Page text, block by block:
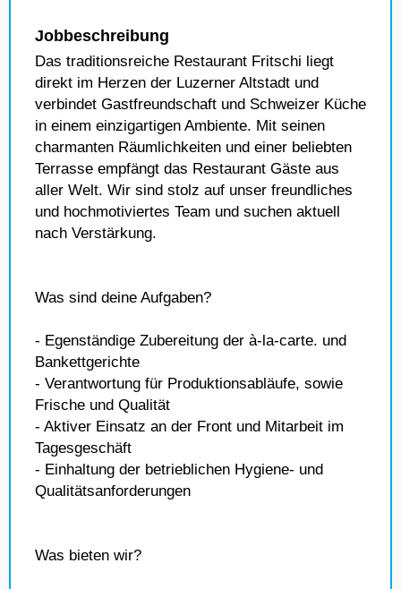
Jobbeschreibung
Das traditionsreiche Restaurant Fritschi liegt
direkt im Herzen der Luzerner Altstadt und
verbindet Gastfreundschaft und Schweizer Küche
in einem einzigartigen Ambiente. Mit seinen
charmanten Räumlichkeiten und einer beliebten
Terrasse empfängt das Restaurant Gäste aus
aller Welt. Wir sind stolz auf unser freundliches
und hochmotiviertes Team und suchen aktuell
nach Verstärkung.
Was sind deine Aufgaben?
- Egenständige Zubereitung der à-la-carte. und
Bankettgerichte
- Verantwortung für Produktionsabläufe, sowie
Frische und Qualität
- Aktiver Einsatz an der Front und Mitarbeit im
Tagesgeschäft
- Einhaltung der betrieblichen Hygiene- und
Qualitätsanforderungen
Was bieten wir?